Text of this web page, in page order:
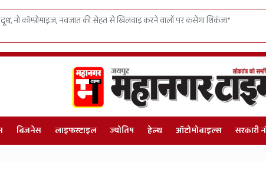
किसानों के लिए भजनलाल सरकार का बड़ा फैसला, खाद
बिजनेस लाइफस्टाइल ज्योतिष हेल्थ ऑटोमोबाइल्स सरकारी